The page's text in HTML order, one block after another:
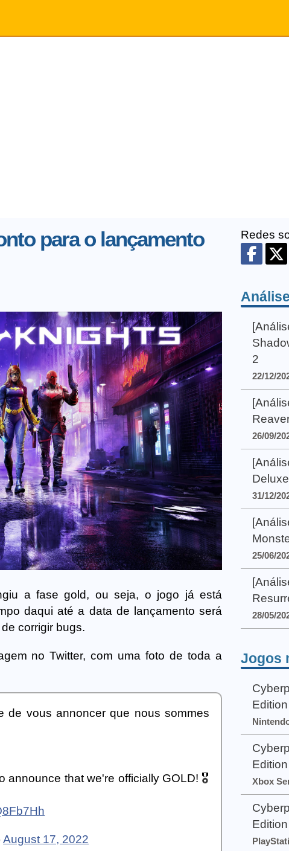
para o lançamento
a fase gold, ou seja, o jogo já está
daqui até a data de lançamento será
corrigir bugs.
no Twitter, com uma foto de toda a
de vous annoncer que nous sommes
announce that we're officially GOLD! 🎖️
August 17, 2022
Redes
2
22/12/
26/09/
Deluxe
31/12/
25/06/
28/05/
Jogos
Edition
Edition
Xbox
Edition